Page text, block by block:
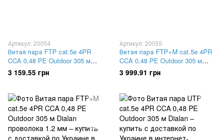
Артикул: 20054
Витая пара FTP cat.5e 4PR
CCA 0,48 PE Outdoor 305 м
Dialan
3 159.55 грн
Артикул: 20055
Витая пара FTP+M cat.5e 4PR
CCA 0,48 PE Outdoor 305 м
Dialan проволока 0.9 мм
3 999.91 грн